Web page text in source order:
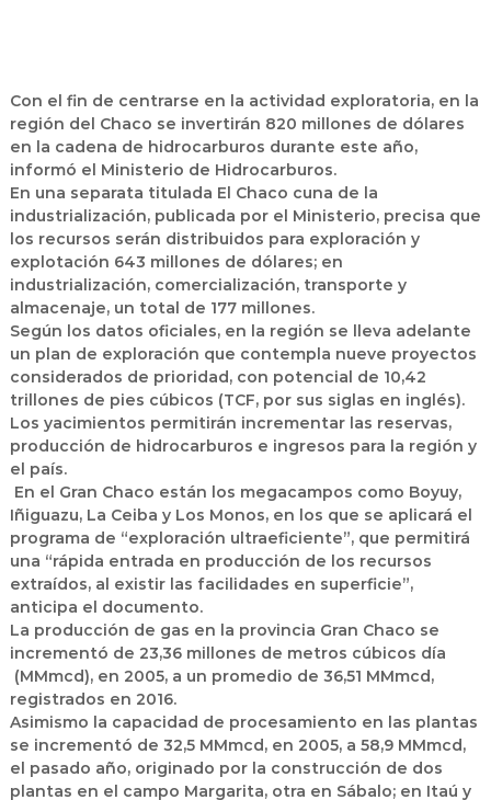
Con el fin de centrarse en la actividad exploratoria, en la
región del Chaco se invertirán 820 millones de dólares
en la cadena de hidrocarburos durante este año,
informó el Ministerio de Hidrocarburos.
En una separata titulada El Chaco cuna de la
industrialización, publicada por el Ministerio, precisa que
los recursos serán distribuidos para exploración y
explotación 643 millones de dólares; en
industrialización, comercialización, transporte y
almacenaje, un total de 177 millones.
Según los datos oficiales, en la región se lleva adelante
un plan de exploración que contempla nueve proyectos
considerados de prioridad, con potencial de 10,42
trillones de pies cúbicos (TCF, por sus siglas en inglés).
Los yacimientos permitirán incrementar las reservas,
producción de hidrocarburos e ingresos para la región y
el país.
En el Gran Chaco están los megacampos como Boyuy,
Iñiguazu, La Ceiba y Los Monos, en los que se aplicará el
programa de “exploración ultraeficiente”, que permitirá
una “rápida entrada en producción de los recursos
extraídos, al existir las facilidades en superficie”,
anticipa el documento.
La producción de gas en la provincia Gran Chaco se
incrementó de 23,36 millones de metros cúbicos día
(MMmcd), en 2005, a un promedio de 36,51 MMmcd,
registrados en 2016.
Asimismo la capacidad de procesamiento en las plantas
se incrementó de 32,5 MMmcd, en 2005, a 58,9 MMmcd,
el pasado año, originado por la construcción de dos
plantas en el campo Margarita, otra en Sábalo; en Itaú y